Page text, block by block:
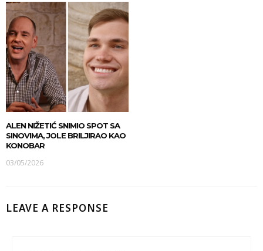
ALEN NIŽETIĆ SNIMIO SPOT SA
SINOVIMA, JOLE BRILJIRAO KAO
KONOBAR
03/05/2026
LEAVE A RESPONSE